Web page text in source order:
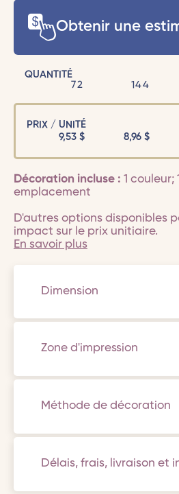
Obtenir une
QUANTITÉ
72
144
PRIX / UNITÉ
9,53 $ 8,96$
Décoration incluse : 1 couleur;
emplacement
D'autres options disponibles
impact sur le prix unitiaire.
En savoir plus
Dimension
Zone d'impression
Méthode de décoration
Délais, frais, livraison et